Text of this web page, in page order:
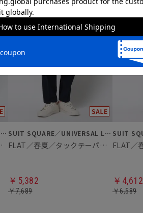
SUIT SQUARE／UNIVERSAL LANGUAGE
パンツ
SUIT SQUARE／UNIVERSAL LANGUAGE
FLAT／春夏／タックテーパードパンツ
￥5,382
￥7,689
￥4,612
￥6,589